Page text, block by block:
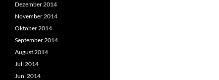
Dezember 2014
November 2014
Oktober 2014
September 2014
August 2014
Juli 2014
Juni 2014